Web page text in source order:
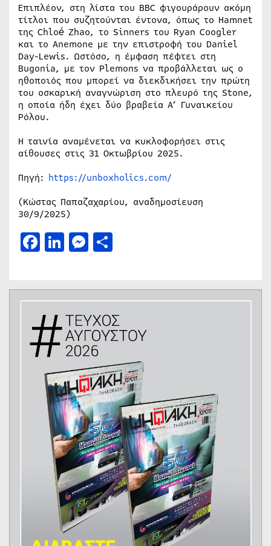
Επιπλέον, στη λίστα του BBC φιγουράρουν ακόμη
τίτλοι που συζητούνται έντονα, όπως το Hamnet
της Chloé Zhao, το Sinners του Ryan Coogler
και το Anemone με την επιστροφή του Daniel
Day-Lewis. Ωστόσο, η έμφαση πέφτει στη
Bugonia, με τον Plemons να προβάλλεται ως ο
ηθοποιός που μπορεί να διεκδικήσει την πρώτη
του οσκαρική αναγνώριση στο πλευρό της Stone,
η οποία ήδη έχει δύο βραβεία Α’ Γυναικείου
Ρόλου.
Η ταινία αναμένεται να κυκλοφορήσει στις
αίθουσες στις 31 Οκτωβρίου 2025.
Πηγή: https://unboxholics.com/
(Κώστας Παπαζαχαρίου, αναδημοσίευση
30/9/2025)
Facebook
LinkedIn
Messenger